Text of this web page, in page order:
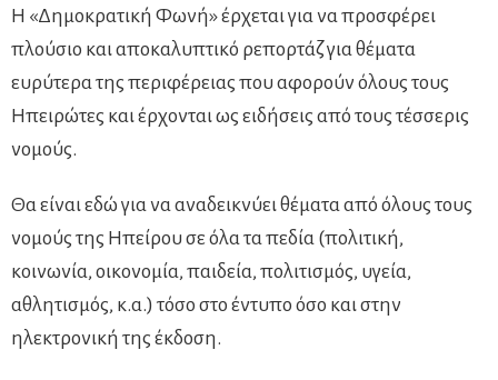
Η «Δημοκρατική Φωνή» έρχεται για να προσφέρει
πλούσιο και αποκαλυπτικό ρεπορτάζ για θέματα
ευρύτερα της περιφέρειας που αφορούν όλους τους
Ηπειρώτες και έρχονται ως ειδήσεις από τους τέσσερις
νομούς.
Θα είναι εδώ για να αναδεικνύει θέματα από όλους τους
νομούς της Ηπείρου σε όλα τα πεδία (πολιτική,
κοινωνία, οικονομία, παιδεία, πολιτισμός, υγεία,
αθλητισμός, κ.α.) τόσο στο έντυπο όσο και στην
ηλεκτρονική της έκδοση.